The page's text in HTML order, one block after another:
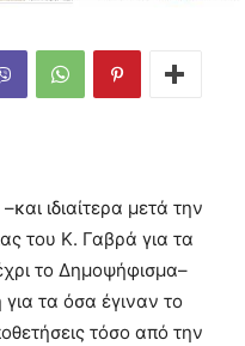
ιδιαίτερα μετά την
του Κ. Γαβρά για τα
το Δημοψήφισμα–
για τα όσα έγιναν το
τόσο από την